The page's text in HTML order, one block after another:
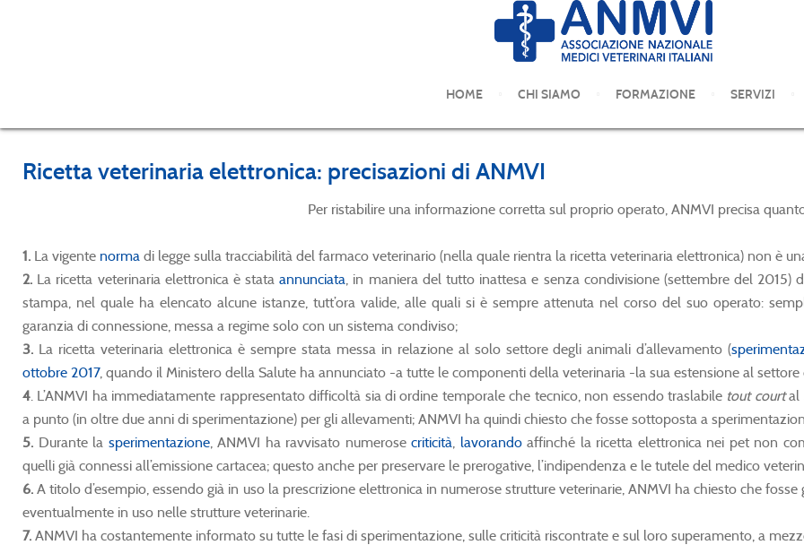
HOME CHI SIAMO FORMAZIONE SERVIZI
COMUNICATI STAMPA
Ricetta veterinaria elettronica: precisazioni di ANMVI
Per ristabilire una informazione corretta sul proprio operato, ANMVI precisa
1. La vigente norma di legge sulla tracciabilità del farmaco veterinario (nella quale rientra la ricetta veterinaria elettronica) non è
2. La ricetta veterinaria elettronica è stataannunciata, in maniera del tutto inattesa e senza condivisione (settembre del 2015)
stampa, nel quale ha elencato alcune istanze, tutt’ora valide, alle quali si è sempre attenuta nel corso del suo operato:
garanzia di connessione, messa a regime solo con un sistema condiviso;
3. La ricetta veterinaria elettronica è sempre stata messa in relazione al solo settore degli animali d’allevamento (
ottobre 2017, quando il Ministero della Salute ha annunciato -a tutte le componenti della veterinaria -la sua estensione al
4. L’ANMVI ha immediatamente rappresentato difficoltà sia di ordine temporale che tecnico, non essendo traslabile tout courtal
a punto (in oltre due anni di sperimentazione) per gli allevamenti; ANMVI ha quindi chiesto che fosse sottoposta a
5. Durante la sperimentazione, ANMVI ha ravvisato numerose criticità, lavorando affinché la ricetta elettronica nei pet non
quelli già connessi all’emissione cartacea; questo anche per preservare le prerogative, l’indipendenza e le tutele del medico
6.A titolo d’esempio, essendo già in uso la prescrizione elettronica in numerose strutture veterinarie, ANMVI ha chiesto che
eventualmente in uso nelle strutture veterinarie.
7. ANMVI ha costantemente informato su tutte le fasi di sperimentazione, sulle criticità riscontrate e sul loro superamento, a